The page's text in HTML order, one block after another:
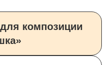
композиции